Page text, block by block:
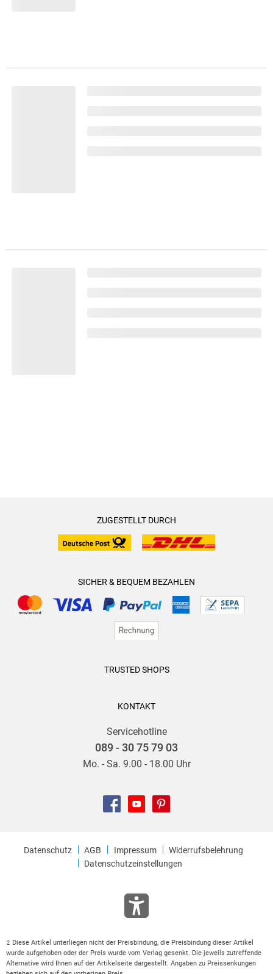
ZUGESTELLT DURCH
SICHER & BEQUEM BEZAHLEN
TRUSTED SHOPS
KONTAKT
Servicehotline
089 - 30 75 79 03
Mo. - Sa. 9.00 - 18.00 Uhr
Datenschutz AGB Impressum
Widerrufsbelehrung
Datenschutzeinstellungen
2
Diese Artikel unterliegen nicht der Preisbindung, die Preisbindung dieser Artikel
wurde aufgehoben oder der Preis wurde vom Verlag gesenkt. Die jeweils zutreffende
Alternative wird Ihnen auf der Artikelseite dargestellt. Angaben zu Preissenkungen